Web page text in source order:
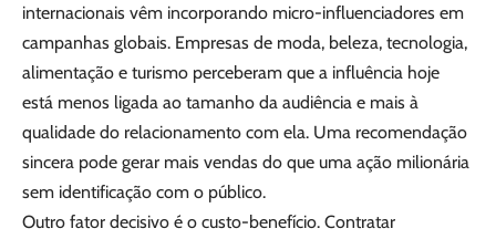
internacionais vêm incorporando micro-influenciadores em
campanhas globais. Empresas de moda, beleza, tecnologia,
alimentação e turismo perceberam que a influência hoje
está menos ligada ao tamanho da audiência e mais à
qualidade do relacionamento com ela. Uma recomendação
sincera pode gerar mais vendas do que uma ação milionária
sem identificação com o público.
Outro fator decisivo é o custo-benefício. Contratar